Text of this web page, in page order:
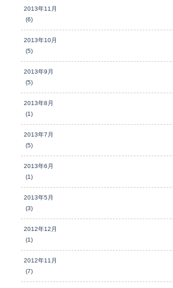
2013年11月
(6)
2013年10月
(5)
2013年9月
(5)
2013年8月
(1)
2013年7月
(5)
2013年6月
(1)
2013年5月
(3)
2012年12月
(1)
2012年11月
(7)